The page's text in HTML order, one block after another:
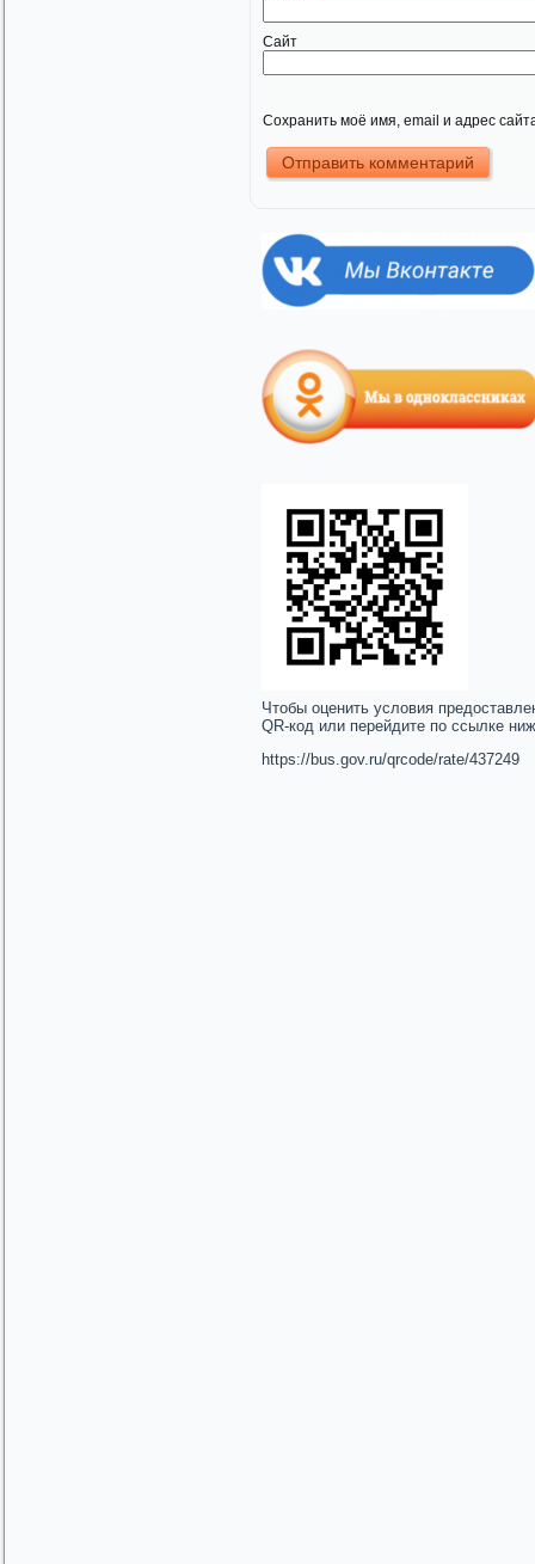
Сайт
Сохранить моё имя, email и адрес
Чтобы оценить условия
QR-код или перейдите по ссылке
https://bus.gov.ru/qrcode/rate/437249